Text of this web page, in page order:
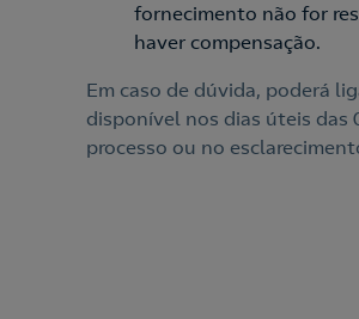
fornecimento não for
haver compensação.
Em caso de dúvida, poderá
disponível nos dias úteis das
processo ou no